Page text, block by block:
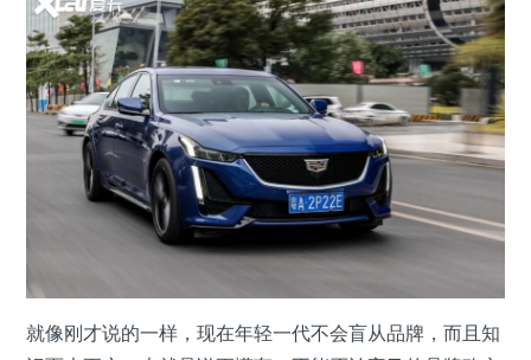
就像刚才说的一样，现在年轻一代不会盲从品牌，而且知